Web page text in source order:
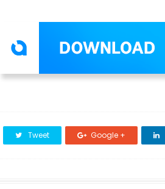
Tweet Google +